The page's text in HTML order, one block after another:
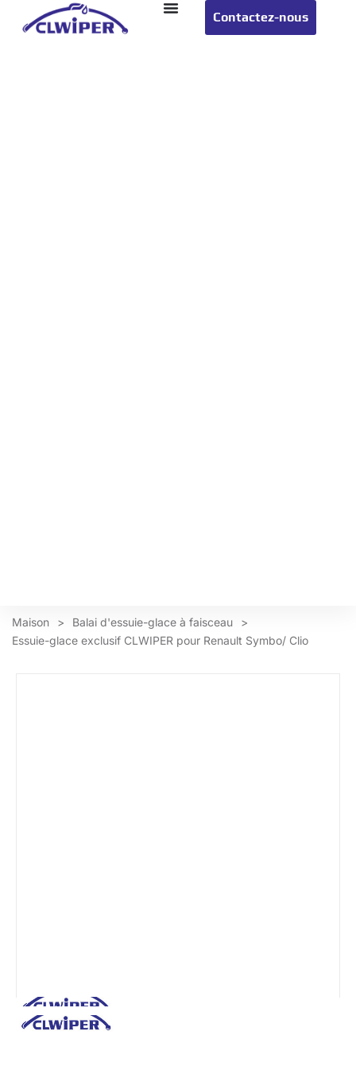
Contactez-nous
Maison > Balai d'essuie-glace à faisceau
>
Essuie-glace exclusif CLWIPER pour Renault Symbo/ Clio